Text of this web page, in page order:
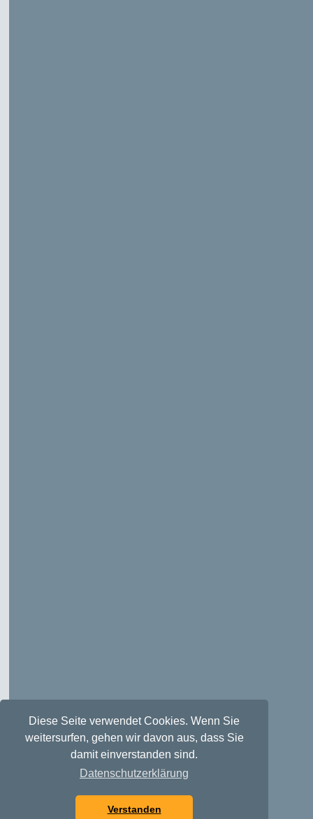
Diese Seite verwendet Cookies. Wenn Sie
weitersurfen, gehen wir davon aus, dass Sie
damit einverstanden sind.
Datenschutzerklärung
Verstanden